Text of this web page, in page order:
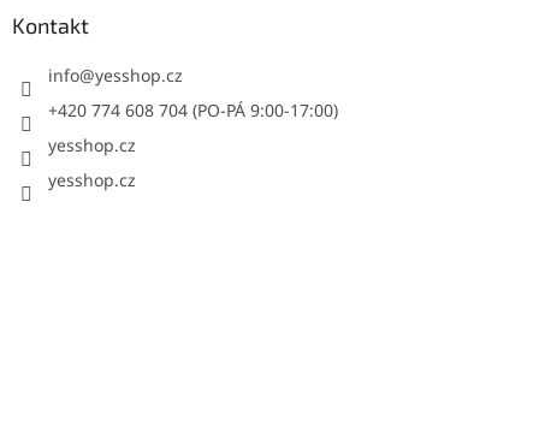
Kontakt
info@yesshop.cz
+420 774 608 704 (PO-PÁ 9:00-17:00)
yesshop.cz
yesshop.cz